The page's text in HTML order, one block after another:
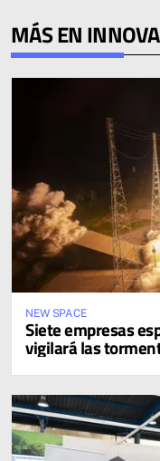
MÁS EN
NEW SPACE
Siete empresas
vigilará las